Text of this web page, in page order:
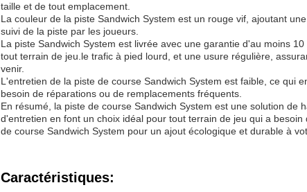
taille et de tout emplacement.
La couleur de la piste Sandwich System est un rouge vif, ajoutant
suivi de la piste par les joueurs.
La piste Sandwich System est livrée avec une garantie d'au moins
tout terrain de jeu.le trafic à pied lourd, et une usure régulière,
venir.
L'entretien de la piste de course Sandwich System est faible, ce qui
besoin de réparations ou de remplacements fréquents.
En résumé, la piste de course Sandwich System est une solution de
d'entretien en font un choix idéal pour tout terrain de jeu qui a
de course Sandwich System pour un ajout écologique et durable à
Caractéristiques: